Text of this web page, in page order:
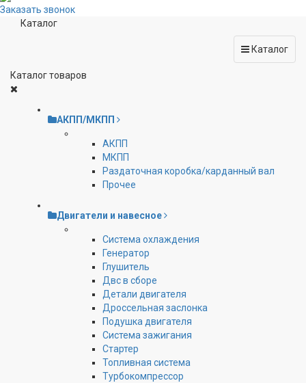
Заказать звонок
Каталог
Каталог
Каталог товаров
АКПП/МКПП
АКПП
МКПП
Раздаточная коробка/карданный вал
Прочее
Двигатели и навесное
Cистема охлаждения
Генератор
Глушитель
Двс в сборе
Детали двигателя
Дроссельная заслонка
Подушка двигателя
Система зажигания
Стартер
Топливная система
Турбокомпрессор